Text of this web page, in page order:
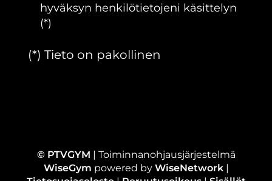
hyväksyn henkilötietojeni käsittelyn
(*)
(*) Tieto on pakollinen
© PTVGYM | Toiminnanohjausjärjestelmä
WiseGym powered by WiseNetwork|